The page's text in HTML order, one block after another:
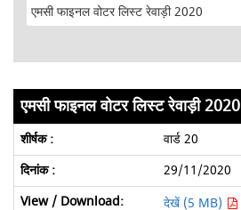
एमसी फाइनल वोटर लिस्ट रेवाड़ी 2020
वार्ड 20
29/11/2020
देखें (5 MB)